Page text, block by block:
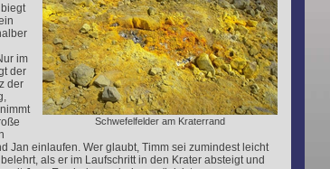
Schwefelfelder am Kraterrand
im
der
der
Jan einlaufen. Wer glaubt, Timm sei zumindest leicht
als er im Laufschritt in den Krater absteigt und